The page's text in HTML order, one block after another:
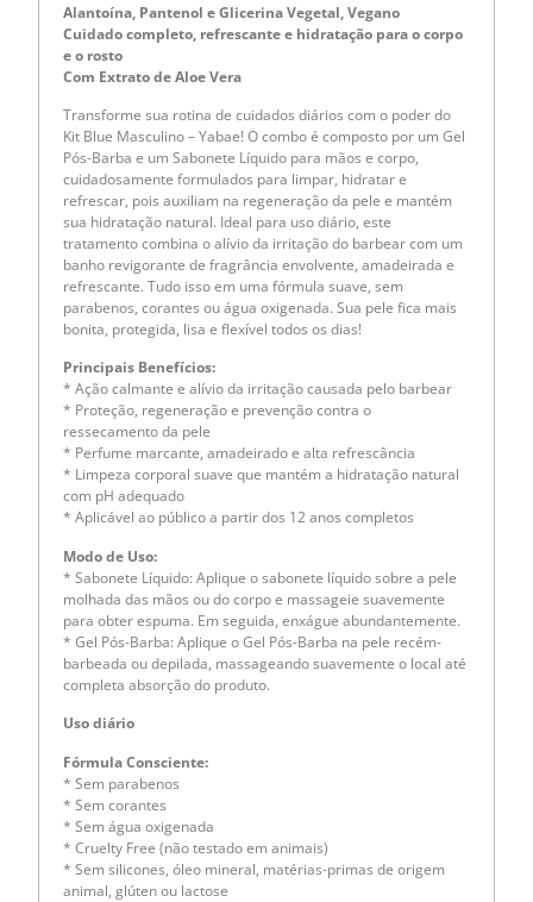
Alantoína, Pantenol e Glicerina Vegetal, Vegano
Cuidado completo, refrescante e hidratação para o corpo
e o rosto
Com Extrato de Aloe Vera
Transforme sua rotina de cuidados diários com o poder do
Kit Blue Masculino – Yabae! O combo é composto por um Gel
Pós-Barba e um Sabonete Líquido para mãos e corpo,
cuidadosamente formulados para limpar, hidratar e
refrescar, pois auxiliam na regeneração da pele e mantém
sua hidratação natural. Ideal para uso diário, este
tratamento combina o alívio da irritação do barbear com um
banho revigorante de fragrância envolvente, amadeirada e
refrescante. Tudo isso em uma fórmula suave, sem
parabenos, corantes ou água oxigenada. Sua pele fica mais
bonita, protegida, lisa e flexível todos os dias!
Principais Benefícios:
* Ação calmante e alívio da irritação causada pelo barbear
* Proteção, regeneração e prevenção contra o
ressecamento da pele
* Perfume marcante, amadeirado e alta refrescância
* Limpeza corporal suave que mantém a hidratação natural
com pH adequado
* Aplicável ao público a partir dos 12 anos completos
Modo de Uso:
* Sabonete Líquido: Aplique o sabonete líquido sobre a pele
molhada das mãos ou do corpo e massageie suavemente
para obter espuma. Em seguida, enxágue abundantemente.
* Gel Pós-Barba: Aplique o Gel Pós-Barba na pele recém-
barbeada ou depilada, massageando suavemente o local até
completa absorção do produto.
Uso diário
Fórmula Consciente:
* Sem parabenos
* Sem corantes
* Sem água oxigenada
* Cruelty Free (não testado em animais)
* Sem silicones, óleo mineral, matérias-primas de origem
animal, glúten ou lactose